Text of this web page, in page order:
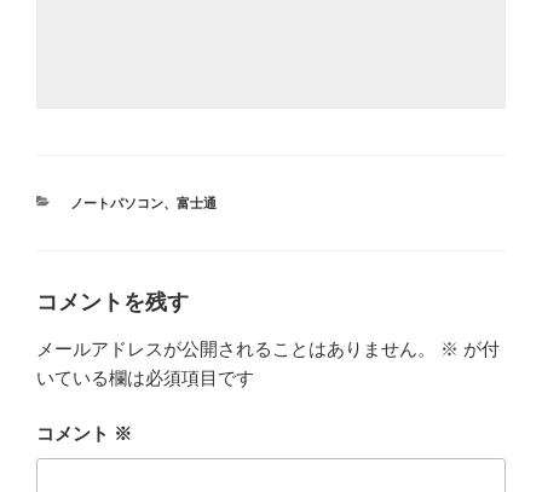
カ
ノートパソコン、 富士通
コメントを残す
メールアドレスが公開されることはありません。 ※ が付
いている欄は必須項目です
コメント ※